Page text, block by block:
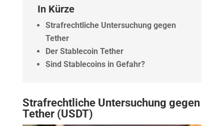
In Kürze
Strafrechtliche Untersuchung gegen
Tether
Der Stablecoin Tether
Sind Stablecoins in Gefahr?
Strafrechtliche Untersuchung gegen
Tether (USDT)